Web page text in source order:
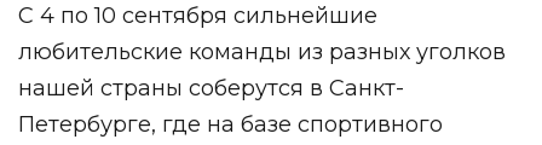
С 4 по 10 сентября сильнейшие
любительские команды из разных уголков
нашей страны соберутся в Санкт-
Петербурге, где на базе спортивного